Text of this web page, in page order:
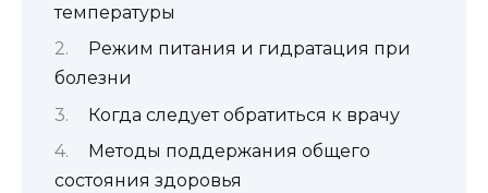
температуры
Режим питания и гидратация при
болезни
Когда следует обратиться к врачу
Методы поддержания общего
состояния здоровья